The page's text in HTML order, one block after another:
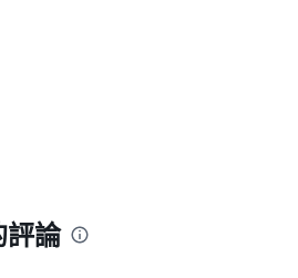
評論